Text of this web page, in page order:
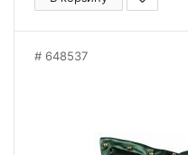
648537